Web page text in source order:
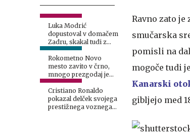
Luka Modrić
dopustoval v domačem
Zadru, skakal tudi z
najvišje skakalnice
Rokometno Novo
mesto zavito v črno,
mnogo prezgodaj je
odšel Aljaž Kabur
Cristiano Ronaldo
pokazal delček svojega
prestižnega voznega
Ravno zato
smučarska
pomisli na
mogoče tudi
Kanarski
gibljejo med